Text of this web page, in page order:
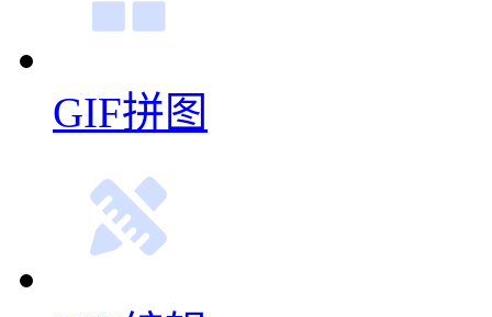
GIF编辑